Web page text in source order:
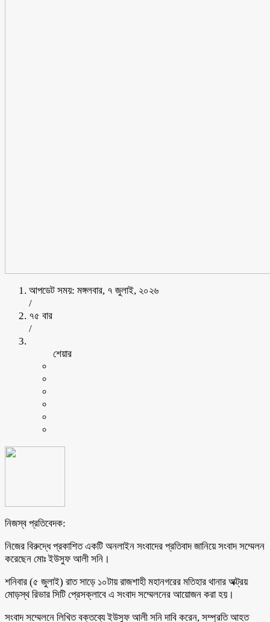
আপডেট সময়: মঙ্গলবার, ৭ জুলাই, ২০২৬
/
৭৫ বার
/
শেয়ার
নিজস্ব প্রতিবেদক:
নিজের বিরুদ্ধে প্রকাশিত একটি অনলাইন সংবাদের প্রতিবাদ জানিয়ে সংবাদ সম্মেলন
করেছেন মোঃ ইউসুফ আলী সনি।
শনিবার (৫ জুলাই) রাত সাড়ে ১০টায় রাজশাহী মহানগরের মতিহার থানার অক্ট্রয়
মোড়স্থ রিভার সিটি প্রেসক্লাবে এ সংবাদ সম্মেলনের আয়োজন করা হয়।
সংবাদ সম্মেলনে লিখিত বক্তব্যে ইউসুফ আলী সনি দাবি করেন, সম্প্রতি আহত